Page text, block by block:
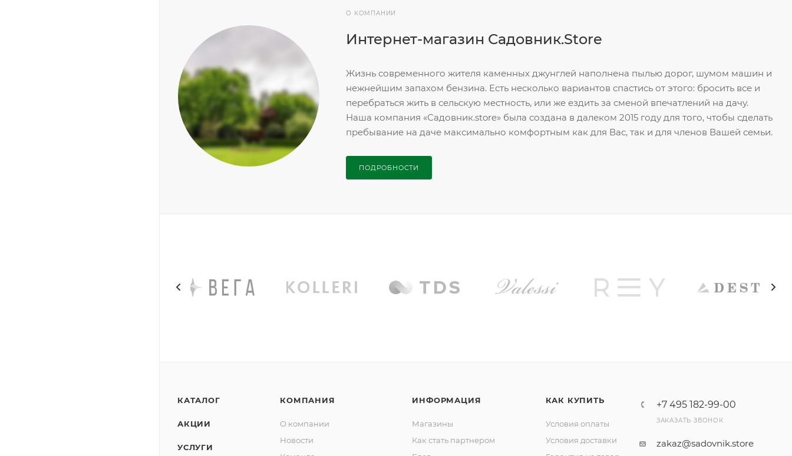
О КОМПАНИИ
Интернет-магазин Садовник.Store
Жизнь современного жителя каменных джунглей наполнена пылью дорог, шумом машин и
нежнейшим запахом бензина. Есть несколько вариантов спастись от этого: бросить все и
перебраться жить в сельскую местность, или же ездить за сменой впечатлений на дачу.
Наша компания «Садовник.store» была создана в далеком 2015 году для того, чтобы сделать
пребывание на даче максимально комфортным как для Вас, так и для членов Вашей семьи.
ПОДРОБНОСТИ
КАТАЛОГ
АКЦИИ
УСЛУГИ
КОМПАНИЯ
О компании
Новости
ИНФОРМАЦИЯ
Магазины
Как стать партнером
КАК КУПИТЬ
Условия оплаты
Условия доставки
+7 495 182-99-00
ЗАКАЗАТЬ ЗВОНОК
zakaz@sadovnik.store